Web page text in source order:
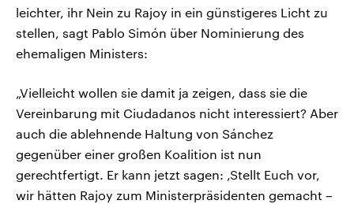
leichter, ihr Nein zu Rajoy in ein günstigeres Licht zu
stellen, sagt Pablo Simón über Nominierung des
ehemaligen Ministers:
„Vielleicht wollen sie damit ja zeigen, dass sie die
Vereinbarung mit Ciudadanos nicht interessiert? Aber
auch die ablehnende Haltung von Sánchez
gegenüber einer großen Koalition ist nun
gerechtfertigt. Er kann jetzt sagen: ‚Stellt Euch vor,
wir hätten Rajoy zum Ministerpräsidenten gemacht –